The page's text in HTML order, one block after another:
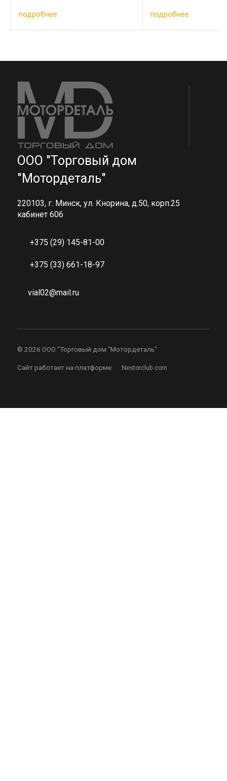
подробнее подробнее
ООО "Торговый дом
"Мотордеталь"
220103, г. Минск, ул. Кнорина, д.50, корп.25
кабинет 606
+375 (29) 145-81-00
+375 (33) 661-18-97
vial02@mail.ru
© 2026 ООО "Торговый дом "Мотордеталь"
Сайт работает на платформе Nestorclub.com